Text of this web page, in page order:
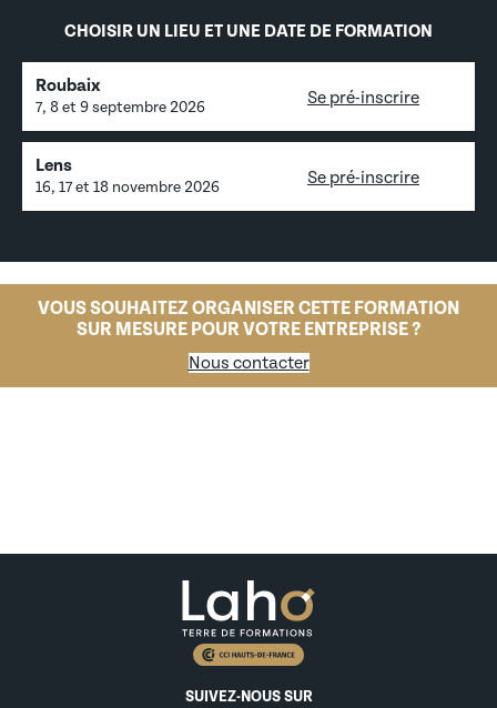
CHOISIR UN LIEU ET UNE DATE DE FORMATION
Roubaix
7, 8 et 9 septembre 2026 Se pré-inscrire
Lens
16, 17 et 18 novembre 2026 Se pré-inscrire
VOUS SOUHAITEZ ORGANISER CETTE FORMATION
SUR MESURE POUR VOTRE ENTREPRISE ?
Nous contacter
SUIVEZ-NOUS SUR